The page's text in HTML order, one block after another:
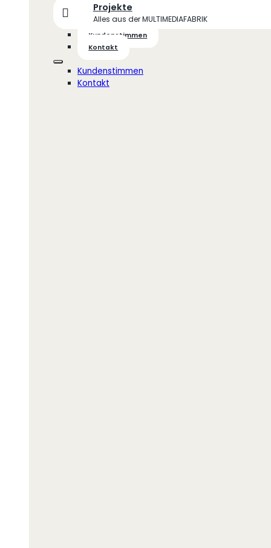
Projekte
Alles aus der MULTIMEDIAFABRIK
Kundenstimmen
Kontakt
Kundenstimmen
Kontakt